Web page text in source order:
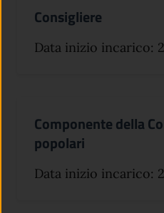
Consigliere
Data inizio incarico:
Componente della
popolari
Data inizio incarico: